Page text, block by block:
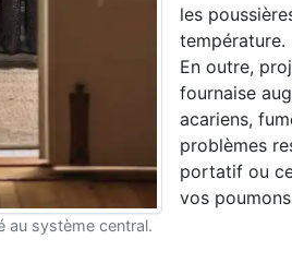
au système central.
les
température.
En outre,
fournaise
acariens,
problèmes
portatif ou
vos